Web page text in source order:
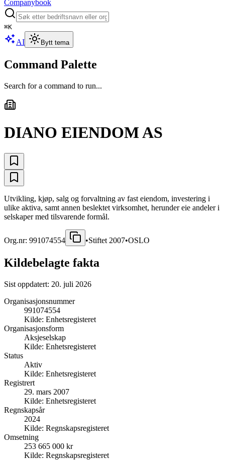
Companybook
⌘K
AI Bytt tema
Command Palette
Search for a command to run...
DIANO EIENDOM AS
Utvikling, kjøp, salg og forvaltning av fast eiendom, investering i
ulike aktiva, samt annen beslektet virksomhet, herunder eie andeler i
selskaper med tilsvarende formål.
Org.nr: 991074554 •Stiftet 2007•OSLO
Kildebelagte fakta
Sist oppdatert: 20. juli 2026
Organisasjonsnummer
991074554
Kilde: Enhetsregisteret
Organisasjonsform
Aksjeselskap
Kilde: Enhetsregisteret
Status
Aktiv
Kilde: Enhetsregisteret
Registrert
29. mars 2007
Kilde: Enhetsregisteret
Regnskapsår
2024
Kilde: Regnskapsregisteret
Omsetning
253 665 000 kr
Kilde: Regnskapsregisteret